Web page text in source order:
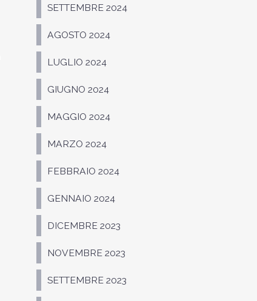
SETTEMBRE 2024
AGOSTO 2024
LUGLIO 2024
GIUGNO 2024
MAGGIO 2024
MARZO 2024
FEBBRAIO 2024
GENNAIO 2024
DICEMBRE 2023
NOVEMBRE 2023
SETTEMBRE 2023